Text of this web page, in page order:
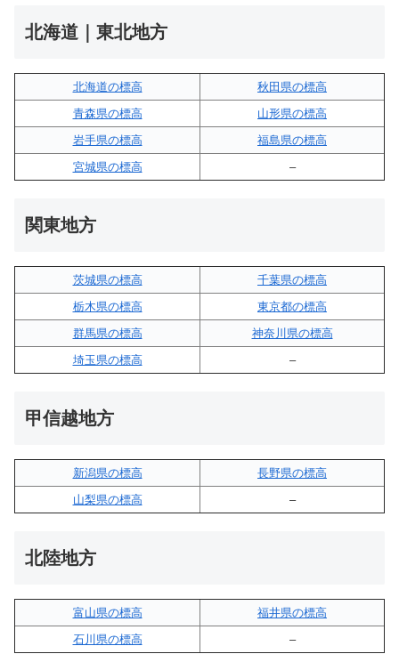
北海道｜東北地方
北海道の標高
秋田県の標高
青森県の標高
山形県の標高
岩手県の標高
福島県の標高
宮城県の標高
–
関東地方
茨城県の標高
千葉県の標高
栃木県の標高
東京都の標高
群馬県の標高
神奈川県の標高
埼玉県の標高
–
甲信越地方
新潟県の標高
長野県の標高
山梨県の標高
–
北陸地方
富山県の標高
福井県の標高
石川県の標高
–